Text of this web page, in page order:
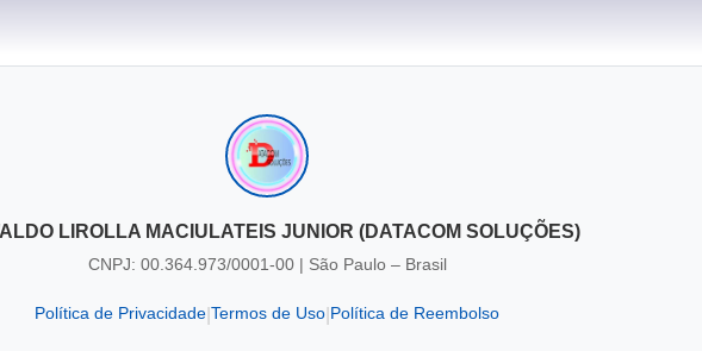
LIROLLA MACIULATEIS JUNIOR (DATACOM SOLUÇÕES)
CNPJ: 00.364.973/0001-00 | São Paulo – Brasil
Política de Privacidade Termos de Uso Política de Reembolso